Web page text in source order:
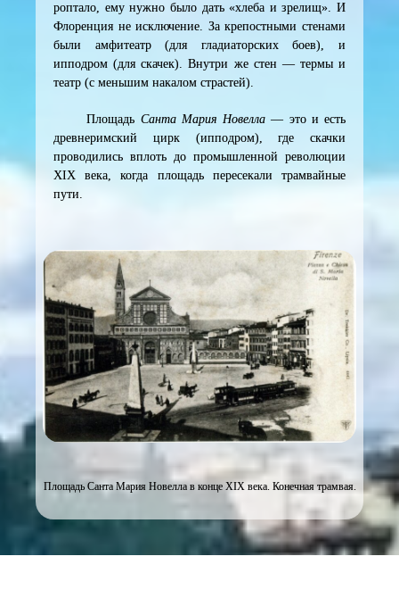
роптало, ему нужно было дать «хлеба и зрелищ». И
Флоренция не исключение. За крепостными стенами
были амфитеатр (для гладиаторских боев), и
ипподром (для скачек). Внутри же стен — термы и
театр (с меньшим накалом страстей).
Площадь Санта Мария Новелла — это и есть
древнеримский цирк (ипподром), где скачки
проводились вплоть до промышленной революции
XIX века, когда площадь пересекали трамвайные
пути.
Площадь Санта Мария Новелла в конце XIX века. Конечная трамвая.